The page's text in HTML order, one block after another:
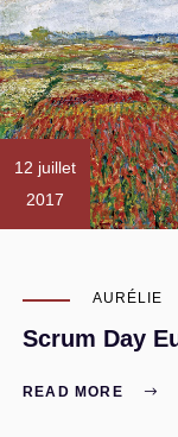
12 juillet
2017
AURÉLIE
Scrum Day
READ MORE